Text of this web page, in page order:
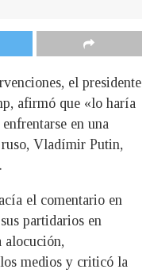
el presidente
afirmó que «lo haría
en una
Vladímir Putin,
el comentario en
partidarios en
alocución,
medios y criticó la